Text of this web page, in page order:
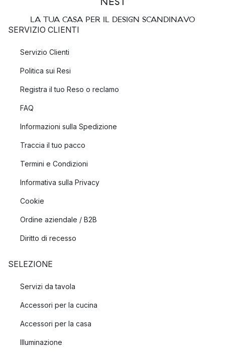
LA TUA CASA PER IL DESIGN SCANDINAVO
SERVIZIO CLIENTI
Servizio Clienti
Politica sui Resi
Registra il tuo Reso o reclamo
FAQ
Informazioni sulla Spedizione
Traccia il tuo pacco
Termini e Condizioni
Informativa sulla Privacy
Cookie
Ordine aziendale / B2B
Diritto di recesso
SELEZIONE
Servizi da tavola
Accessori per la cucina
Accessori per la casa
Illuminazione